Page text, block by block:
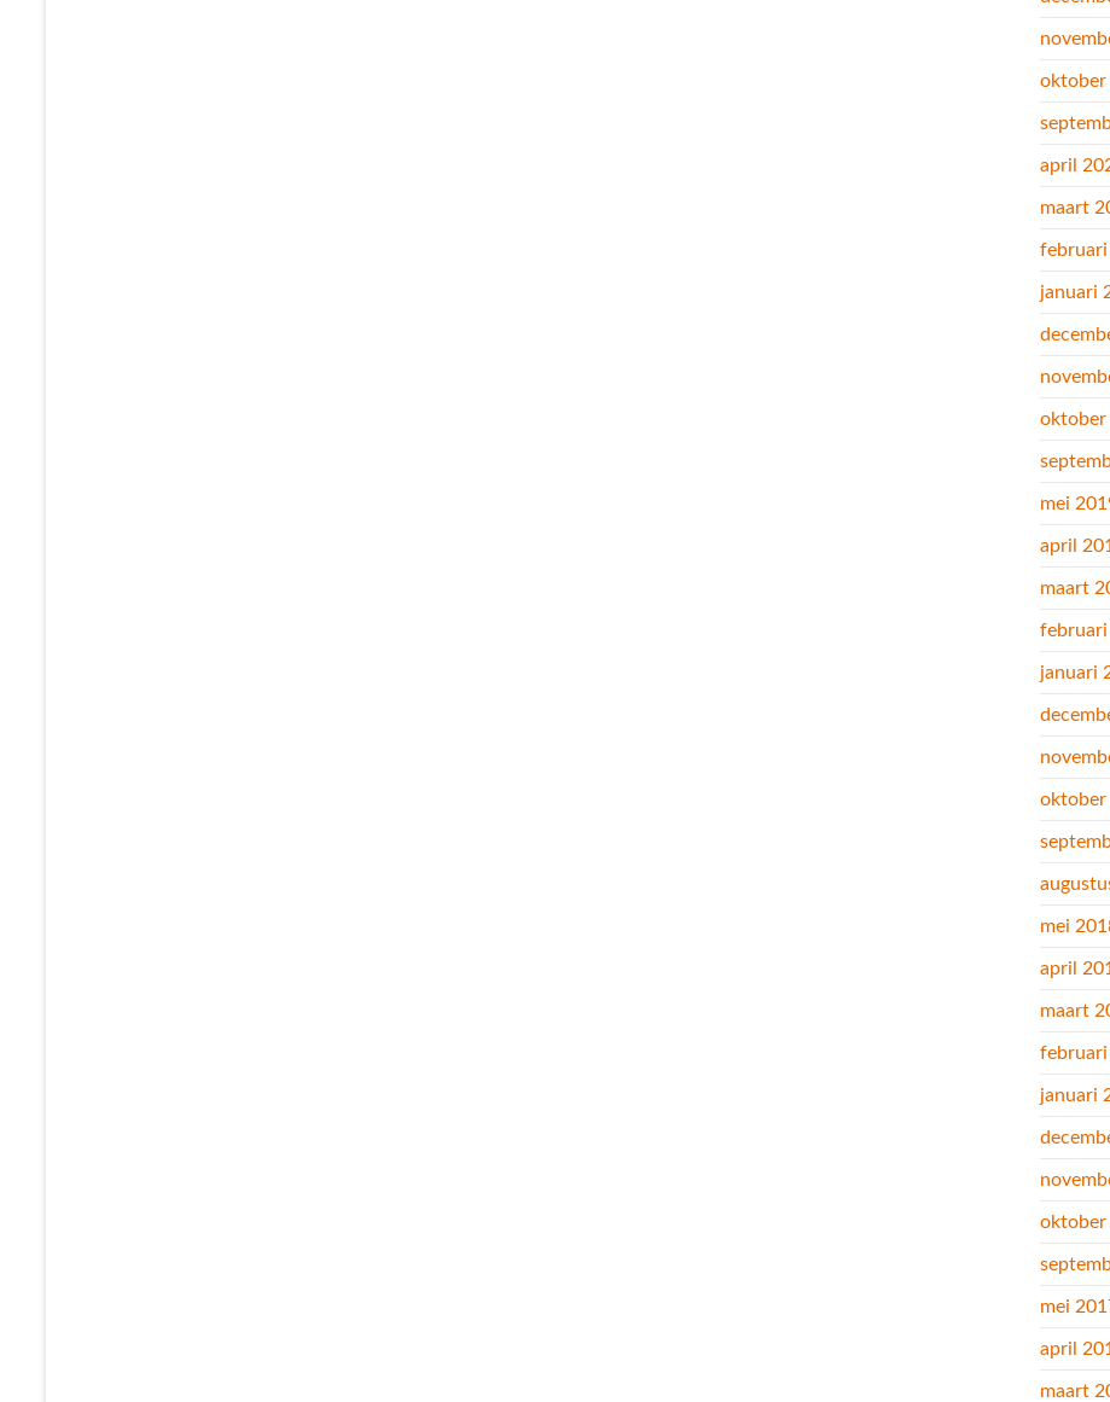
oktober
april
maart
januari
oktober
mei
april
maart
januari
oktober
mei
april
maart
januari
oktober
mei
april
maart